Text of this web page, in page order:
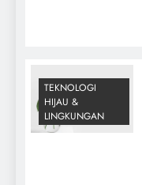
TEKNOLOGI
HIJAU &
LINGKUNGAN